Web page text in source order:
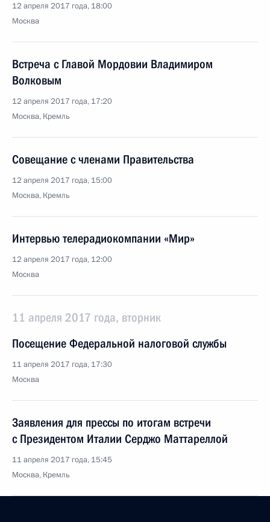
12 апреля 2017 года, 18:00
Москва
Встреча с Главой Мордовии Владимиром
Волковым
12 апреля 2017 года, 17:20
Москва, Кремль
Совещание с членами Правительства
12 апреля 2017 года, 15:00
Москва, Кремль
Интервью телерадиокомпании «Мир»
12 апреля 2017 года, 12:00
Москва
11 апреля 2017 года, вторник
Посещение Федеральной налоговой службы
11 апреля 2017 года, 17:30
Москва
Заявления для прессы по итогам встречи
с Президентом Италии Серджо Маттареллой
11 апреля 2017 года, 15:45
Москва, Кремль